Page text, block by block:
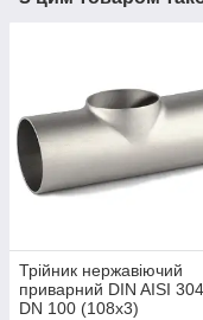
Трійник нержавіючий
приварний DIN AISI 304
DN 100 (108x3)